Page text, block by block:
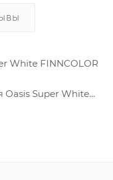
White FINNCOLOR
Oasis Super White